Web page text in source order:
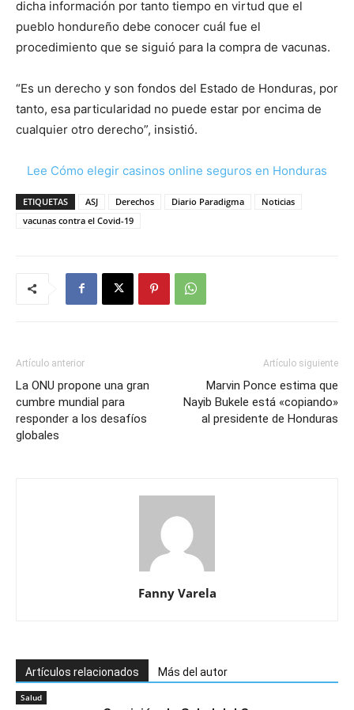
dicha información por tanto tiempo en virtud que el
pueblo hondureño debe conocer cuál fue el
procedimiento que se siguió para la compra de vacunas.
“Es un derecho y son fondos del Estado de Honduras, por
tanto, esa particularidad no puede estar por encima de
cualquier otro derecho”, insistió.
Lee Cómo elegir casinos online seguros en Honduras
ETIQUETAS ASJ Derechos Diario Paradigma
Noticias
vacunas contra el Covid-19
Artículo anterior
La ONU propone una gran
cumbre mundial para
responder a los desafíos
globales
Artículo siguiente
Marvin Ponce estima que
Nayib Bukele está «copiando»
al presidente de Honduras
Fanny Varela
Artículos relacionados Más del autor
Salud